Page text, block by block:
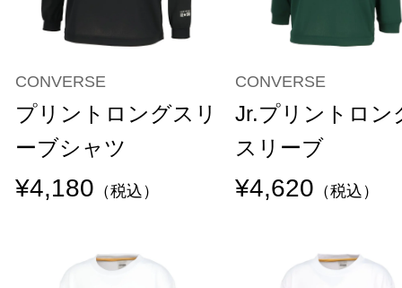
CONVERSE
プリントロングスリ
ーブシャツ
¥4,180 （税込）
CONVERSE
Jr.プリントロン
スリーブ
¥4,620 （税込）